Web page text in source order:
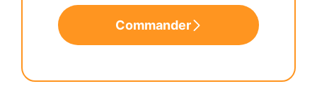
Commander